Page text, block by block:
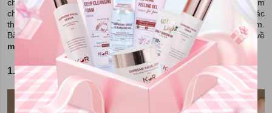
chức năng mọc râu, sữa rửa mặt cho nam, dầu gội nam, kem
chống nắng cho nam, dao cạo râu, kem cạo râu, … đến từ các
thương hiệu nổi tiếng được ra mắt trên thị trường tại Việt Nam.
Bài viết sau của chúng tôi sẽ giúp bạn hiểu thêm về
mỹ phẩm dành cho nam giới.
1. Nam giới có cần chăm sóc da hay không?